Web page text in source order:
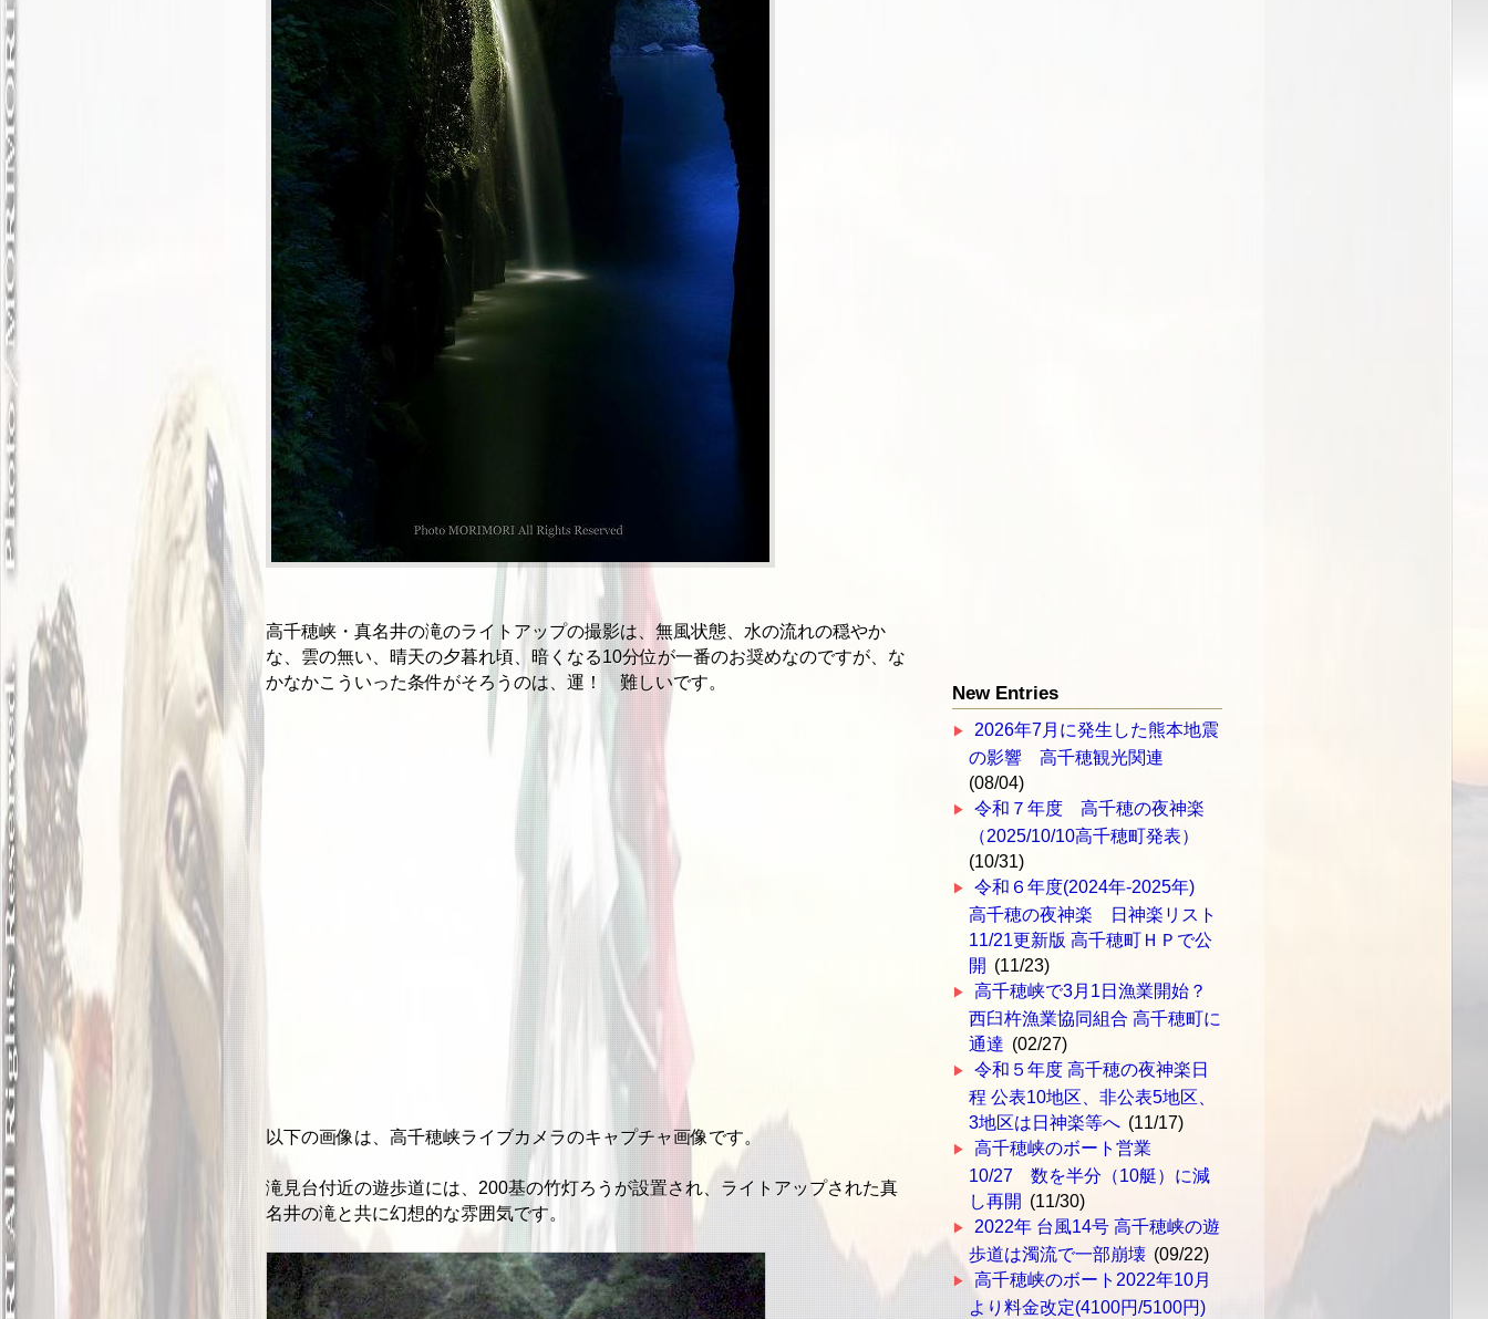
高千穂峡・真名井の滝のライトアップの撮影は、無風状態、水の流れの穏やか
な、雲の無い、晴天の夕暮れ頃、暗くなる10分位が一番のお奨めなのですが、な
かなかこういった条件がそろうのは、運！ 難しいです。
以下の画像は、高千穂峡ライブカメラのキャプチャ画像です。
滝見台付近の遊歩道には、200基の竹灯ろうが設置され、ライトアップされた真
名井の滝と共に幻想的な雰囲気です。
New Entries
2026年7月に発生した熊本地震
の影響 高千穂観光関連
(08/04)
令和７年度 高千穂の夜神楽
（2025/10/10高千穂町発表）
(10/31)
令和６年度(2024年-2025年)
高千穂の夜神楽 日神楽リスト
11/21更新版 高千穂町ＨＰで公
開 (11/23)
高千穂峡で3月1日漁業開始？
西臼杵漁業協同組合 高千穂町に
通達 (02/27)
令和５年度 高千穂の夜神楽日
程 公表10地区、非公表5地区、
3地区は日神楽等へ (11/17)
高千穂峡のボート営業
10/27 数を半分（10艇）に減
し再開 (11/30)
2022年 台風14号 高千穂峡の遊
歩道は濁流で一部崩壊 (09/22)
高千穂峡のボート2022年10月
より料金改定(4100円/5100円)